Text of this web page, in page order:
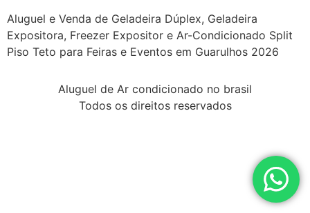
Aluguel e Venda de Geladeira Dúplex, Geladeira
Expositora, Freezer Expositor e Ar-Condicionado Split
Piso Teto para Feiras e Eventos em Guarulhos 2026
Aluguel de Ar condicionado no brasil
Todos os direitos reservados